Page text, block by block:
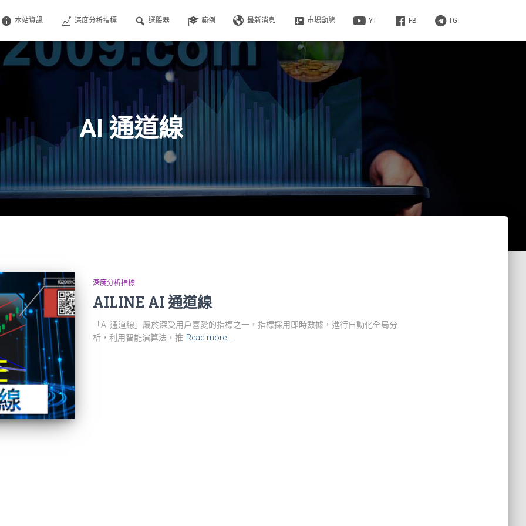
本站資訊 深度分析指標 選股器 範例 最新消息 市場動態 YT FB TG
AI 通道線
深度分析指標
AILINE AI 通道線
「AI 通道線」屬於深受用戶喜愛的指標之一，指標採用即時數據，進行自動化全局分
析，利用智能演算法，推 Read more…